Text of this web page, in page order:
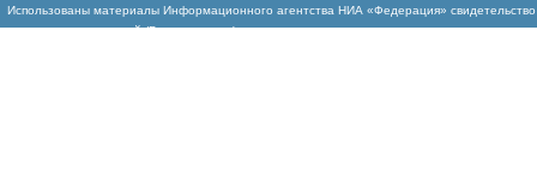
Использованы материалы Информационного агентства НИА «Федерация»
массовых коммуникаций (Роскомнадзор)